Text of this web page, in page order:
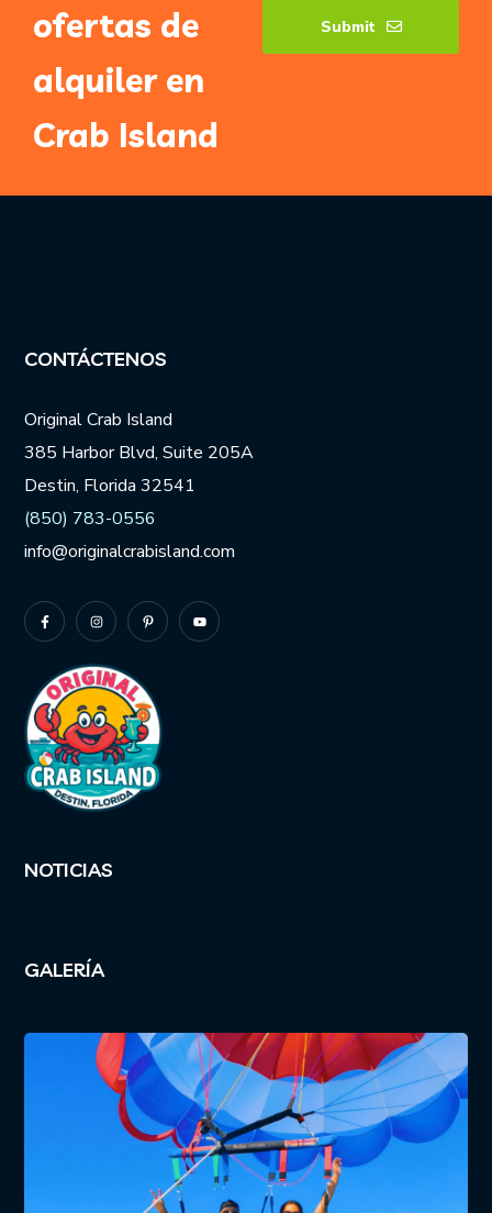
ofertas de
alquiler en
Crab Island
Submit
CONTÁCTENOS
Original Crab Island
385 Harbor Blvd, Suite 205A
Destin, Florida 32541
(850) 783-0556
info@originalcrabisland.com
NOTICIAS
GALERÍA